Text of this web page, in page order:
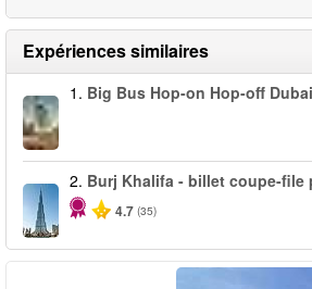
Expériences similaires
1. Big Bus Hop-on Hop-off Dubai
2. Burj Khalifa - billet coupe-file
4.7 (35)